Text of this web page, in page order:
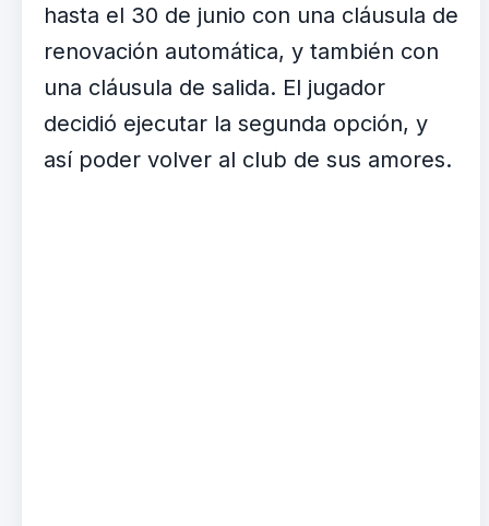
hasta el 30 de junio con una cláusula de
renovación automática, y también con
una cláusula de salida. El jugador
decidió ejecutar la segunda opción, y
así poder volver al club de sus amores.